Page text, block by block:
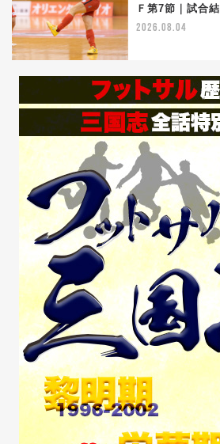
Ｆ第7節｜試合
2026.08.04